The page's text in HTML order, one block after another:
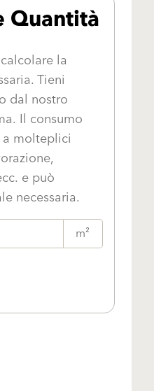
Quantità
la
Tieni
dal nostro
Il consumo
molteplici
e può
necessaria.
m²